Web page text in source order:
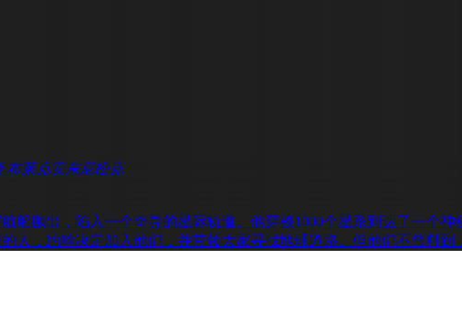
布莱克安东尼松克
船抛出，陷入一个奇异的星际轨道。他穿梭1000个星系到达了一个
人，约翰决定加入他们，并带领大家寻找地球道路。但他们不曾料到